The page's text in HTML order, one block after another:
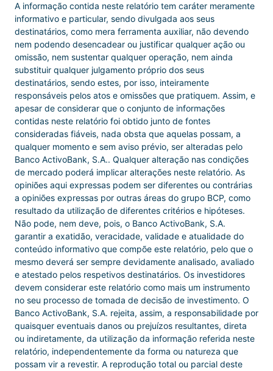
A informação contida neste relatório tem caráter meramente
informativo e particular, sendo divulgada aos seus
destinatários, como mera ferramenta auxiliar, não devendo
nem podendo desencadear ou justificar qualquer ação ou
omissão, nem sustentar qualquer operação, nem ainda
substituir qualquer julgamento próprio dos seus
destinatários, sendo estes, por isso, inteiramente
responsáveis pelos atos e omissões que pratiquem. Assim, e
apesar de considerar que o conjunto de informações
contidas neste relatório foi obtido junto de fontes
consideradas fiáveis, nada obsta que aquelas possam, a
qualquer momento e sem aviso prévio, ser alteradas pelo
Banco ActivoBank, S.A.. Qualquer alteração nas condições
de mercado poderá implicar alterações neste relatório. As
opiniões aqui expressas podem ser diferentes ou contrárias
a opiniões expressas por outras áreas do grupo BCP, como
resultado da utilização de diferentes critérios e hipóteses.
Não pode, nem deve, pois, o Banco ActivoBank, S.A.
garantir a exatidão, veracidade, validade e atualidade do
conteúdo informativo que compõe este relatório, pelo que o
mesmo deverá ser sempre devidamente analisado, avaliado
e atestado pelos respetivos destinatários. Os investidores
devem considerar este relatório como mais um instrumento
no seu processo de tomada de decisão de investimento. O
Banco ActivoBank, S.A. rejeita, assim, a responsabilidade por
quaisquer eventuais danos ou prejuízos resultantes, direta
ou indiretamente, da utilização da informação referida neste
relatório, independentemente da forma ou natureza que
possam vir a revestir. A reprodução total ou parcial deste